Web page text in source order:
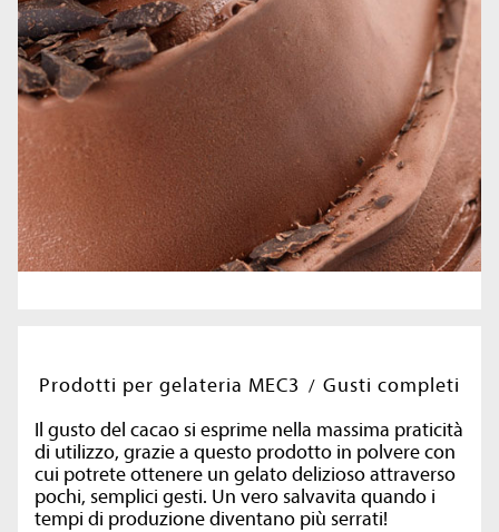
Prodotti per gelateria MEC3
Gusti completi
Il gusto del cacao si esprime nella massima praticità
di utilizzo, grazie a questo prodotto in polvere con
cui potrete ottenere un gelato delizioso attraverso
pochi, semplici gesti. Un vero salvavita quando i
tempi di produzione diventano più serrati!